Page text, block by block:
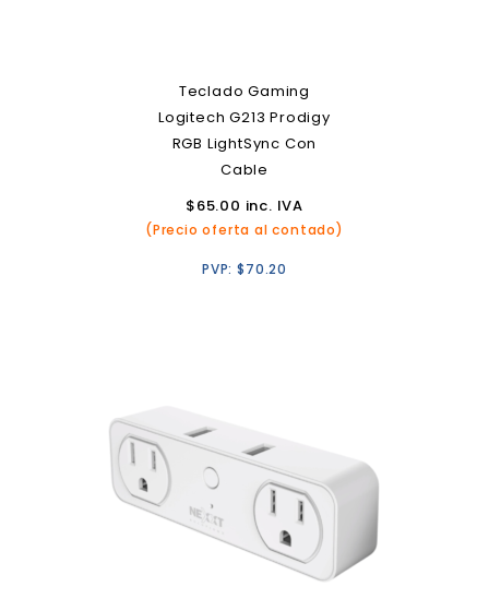
Teclado Gaming
Logitech G213 Prodigy
RGB LightSync Con
Cable
$65.00 inc. IVA
(Precio oferta al contado)
PVP:$70.20